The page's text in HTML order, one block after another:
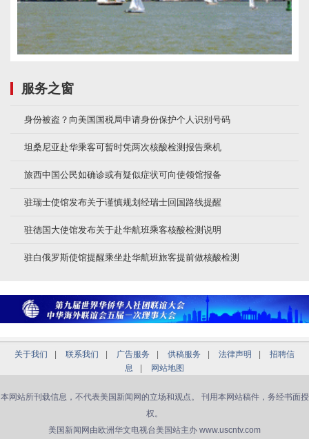
服务之窗
身份被盗？向美国国税局申请身份保护个人识别号码
坦桑尼亚赴华乘客可暂时凭两次核酸检测报告乘机
旅西中国公民如确诊或有疑似症状可向使领馆报备
驻瑞士使馆发布关于谨慎规划经瑞士回国路线提醒
驻德国大使馆发布关于赴华航班乘客核酸检测说明
驻白俄罗斯使馆提醒乘坐赴华航班旅客提前做核酸检测
关于我们 | 联系我们 | 广告服务 | 供稿服务 | 法律声明 |
招聘信
息
| 网站地图
本网站所刊载信息，不代表美国新闻网的立场和观点。 刊用本网站稿件，务经书面授
权。
美国新闻网由欧洲华文电视台美国站主办 www.uscntv.com